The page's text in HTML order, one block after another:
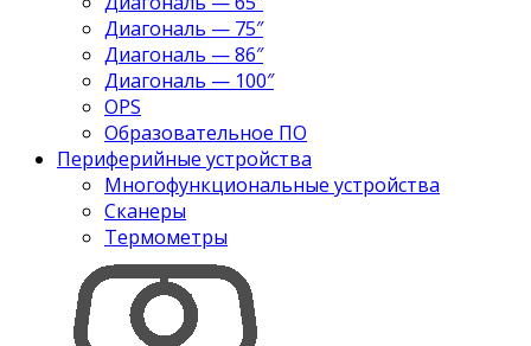
Диагональ — 75″
Диагональ — 86″
Диагональ — 100″
OPS
Образовательное ПО
Периферийные устройства
Многофункциональные устройства
Сканеры
Термометры